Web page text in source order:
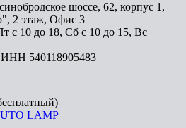
шоссе, 62, корпус 1,
2 этаж, Офис 3
с 10 до 18, Сб с 10 до 15, Вс
540118905483
LAMP